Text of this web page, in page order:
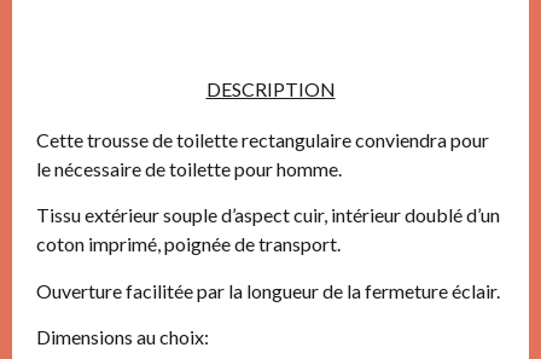
DESCRIPTION
Cette trousse de toilette rectangulaire conviendra pour
le nécessaire de toilette pour homme.
Tissu extérieur souple d’aspect cuir, intérieur doublé d’un
coton imprimé, poignée de transport.
Ouverture facilitée par la longueur de la fermeture éclair.
Dimensions au choix: